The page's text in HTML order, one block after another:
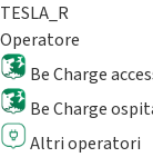
TESLA_R
Operatore
Be Charge
Be Charge
Altri operatori